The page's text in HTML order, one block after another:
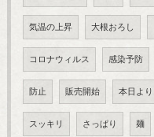
気温の上昇 大根おろし
コロナウィルス 感染予防
防止 販売開始 本日より
スッキリ さっぱり 麺